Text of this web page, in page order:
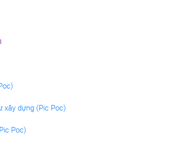
xây dựng (Pic Poc)
Poc)